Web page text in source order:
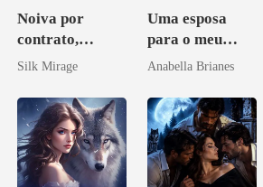
Noiva por
contrato,
obsessão eterna
Silk Mirage
Uma esposa
para o meu
irmão
Anabella Brianes